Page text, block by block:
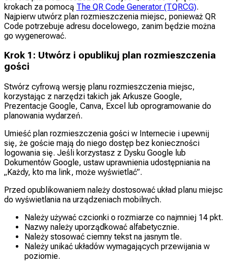
krokach za pomocą The QR Code Generator (TQRCG).
Najpierw utwórz plan rozmieszczenia miejsc, ponieważ QR
Code potrzebuje adresu docelowego, zanim będzie można
go wygenerować.
Krok 1: Utwórz i opublikuj plan rozmieszczenia
gości
Stwórz cyfrową wersję planu rozmieszczenia miejsc,
korzystając z narzędzi takich jak Arkusze Google,
Prezentacje Google, Canva, Excel lub oprogramowanie do
planowania wydarzeń.
Umieść plan rozmieszczenia gości w Internecie i upewnij
się, że goście mają do niego dostęp bez konieczności
logowania się. Jeśli korzystasz z Dysku Google lub
Dokumentów Google, ustaw uprawnienia udostępniania na
„Każdy, kto ma link, może wyświetlać”.
Przed opublikowaniem należy dostosować układ planu miejsc
do wyświetlania na urządzeniach mobilnych.
Należy używać czcionki o rozmiarze co najmniej 14 pkt.
Nazwy należy uporządkować alfabetycznie.
Należy stosować ciemny tekst na jasnym tle.
Należy unikać układów wymagających przewijania w
poziomie.